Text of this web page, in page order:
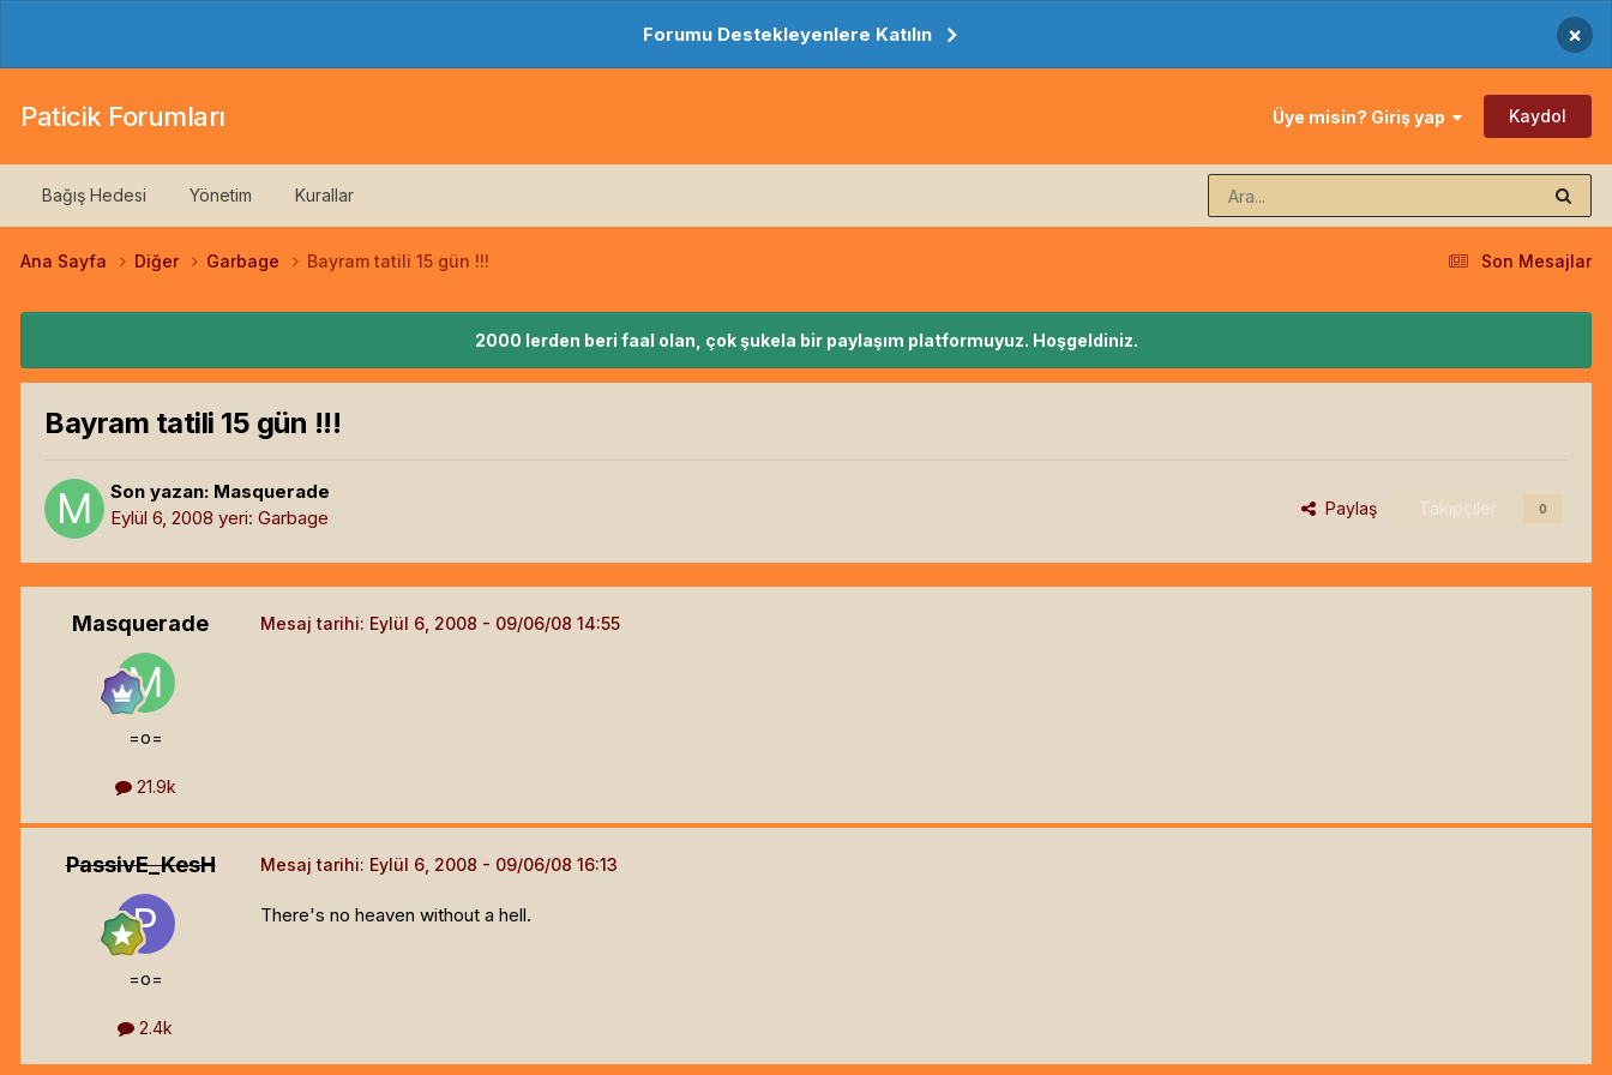
Forumu Destekleyenlere Katılın ×
Paticik Forumları Üye misin? Giriş yap Kaydol
Bağış Hedesi Yönetim Kurallar
Son Mesajlar
Ana Sayfa Diğer Garbage Bayram tatili 15 gün !!!
2000 lerden beri faal olan, çok şukela bir paylaşım platformuyuz. Hoşgeldiniz.
Bayram tatili 15 gün !!!
Son yazan: Masquerade
Eylül 6, 2008 yeri: Garbage Paylaş Takipçiler 0
Masquerade
=o=
21.9k
Mesaj tarihi: Eylül 6, 2008
PassivE_KesH
=o=
2.4k
Mesaj tarihi: Eylül 6, 2008
There's no heaven without a hell.